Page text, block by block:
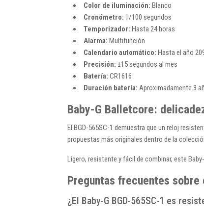
Color de iluminación: Blanco
Cronómetro: 1/100 segundos
Temporizador: Hasta 24 horas
Alarma: Multifunción
Calendario automático: Hasta el año
Precisión: ±15 segundos al mes
Batería: CR1616
Duración batería: Aproximadamente 3
Baby-G Balletcore:
El BGD-565SC-1 demuestra que un reloj
propuestas más originales dentro de la
Ligero, resistente y fácil de combinar, este
Preguntas frecuentes sobre
¿El Baby-G BGD-565SC-1 es